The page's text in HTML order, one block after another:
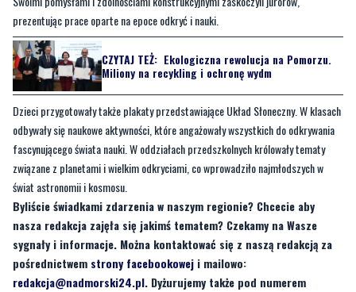
prezentując prace oparte na epoce odkryć i nauki.
CZYTAJ TEŻ: Ekologiczna rewolucja na Pomorzu.
Miliony na recykling i ochronę wydm
Dzieci przygotowały także plakaty przedstawiające Układ Słoneczny. W klasach
odbywały się naukowe aktywności, które angażowały wszystkich do odkrywania
fascynującego świata nauki. W oddziałach przedszkolnych królowały tematy
związane z planetami i wielkim odkryciami, co wprowadziło najmłodszych w
świat astronomii i kosmosu.
Byliście świadkami zdarzenia w naszym regionie? Chcecie aby
nasza redakcja zajęła się jakimś tematem? Czekamy na Wasze
sygnały i informacje. Można kontaktować się z naszą redakcją za
pośrednictwem strony facebookowej i mailowo:
redakcja@nadmorski24.pl. Dyżurujemy także pod numerem